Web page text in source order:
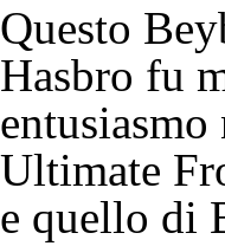
Questo
Hasbro fu
Ultimate
e quello di